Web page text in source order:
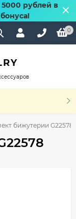
5000 рублей в
0
бижутерии G22578